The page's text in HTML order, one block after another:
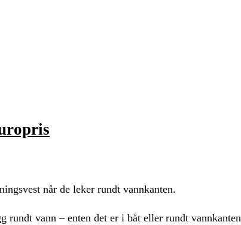
når de leker rundt vannkanten.
vann – enten det er i båt eller rundt